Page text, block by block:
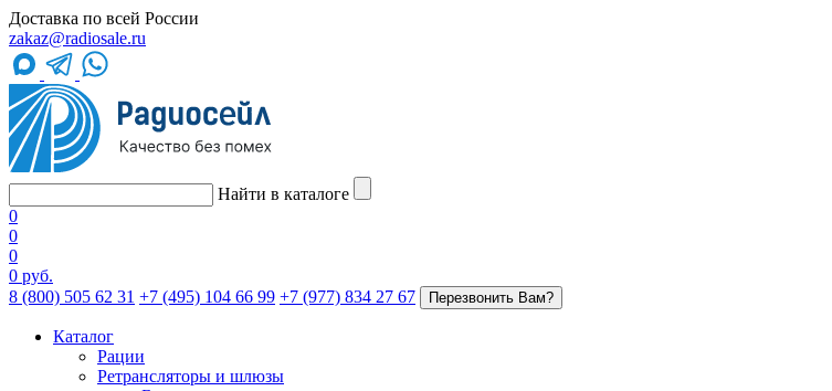
Доставка по всей России
zakaz@radiosale.ru
Найти в каталоге
0
0
0
0 руб.
8 (800) 505 62 31 +7 (495) 104 66 99 +7 (977) 834 27 67 Перезвонить Вам?
Каталог
Рации
Ретрансляторы и шлюзы